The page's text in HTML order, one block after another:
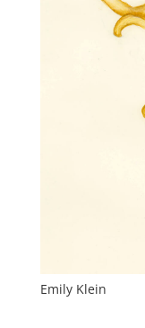
Emily Klein